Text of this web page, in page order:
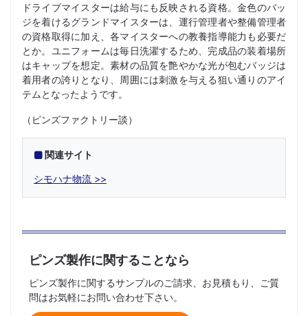
ドライブマイスターは給与にも反映される資格。金色のバッ
ジを着けるグランドマイスターは、運行管理者や整備管理者
の資格取得に加え、各マイスターへの教養指導能力も必要だ
とか。ユニフォームは毎日洗濯するため、完成品の装着場所
はキャップを想定。素材の品質を艶やかな光が包むバッジは
着用者の誇りとなり、周囲には刺激を与える狙い通りのアイ
テムとなったようです。
（ピンズファクトリー談）
関連サイト
シモハナ物流
ピンズ製作に関することなら
ピンズ製作に関するサンプルのご請求、お見積もり、ご質
問はお気軽にお問い合わせ下さい。